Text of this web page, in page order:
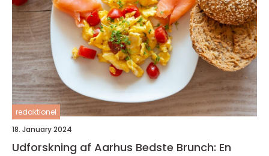
redaktionel
18. January 2024
Udforskning af Aarhus Bedste Brunch: En